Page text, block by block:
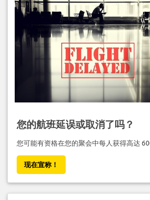
您的航班延误或取消了吗？
您可能有资格在您的聚会中每人获得高达
现在宣称！